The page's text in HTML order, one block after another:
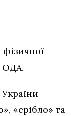
ОДА.
«срібло» та